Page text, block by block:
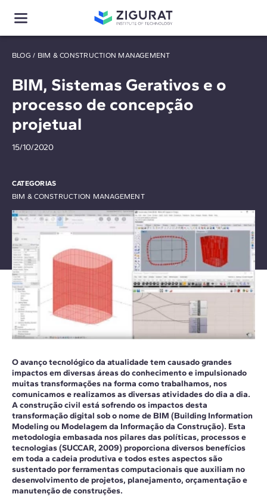
BLOG / BIM & CONSTRUCTION MANAGEMENT
BIM, Sistemas Gerativos e o
processo de concepção
projetual
15/10/2020
CATEGORIAS
BIM & CONSTRUCTION MANAGEMENT
O avanço tecnológico da atualidade tem causado grandes
impactos em diversas áreas do conhecimento e impulsionado
muitas transformações na forma como trabalhamos, nos
comunicamos e realizamos as diversas atividades do dia a dia.
A construção civil está sofrendo os impactos desta
transformação digital sob o nome de BIM (Building Information
Modeling ou Modelagem da Informação da Construção). Esta
metodologia embasada nos pilares das políticas, processos e
tecnologias (SUCCAR, 2009) proporciona diversos benefícios
em toda a cadeia produtiva e todos estes aspectos são
sustentado por ferramentas computacionais que auxiliam no
desenvolvimento de projetos, planejamento, orçamentação e
manutenção de construções.